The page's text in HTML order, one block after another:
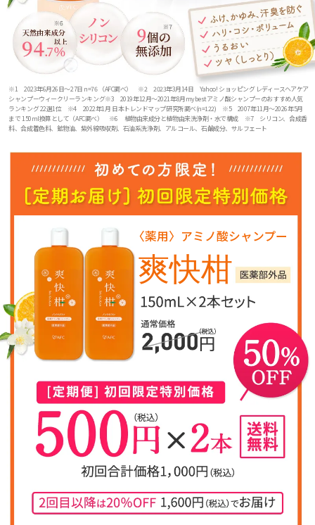
※1 2023年6月26日～27日 n=76 （AFC調べ） ※2 2023年3月14日 Yahoo! ショッピング レディースヘアケア
シャンプーウィークリーランキング※3 2019年12月～2021年8月mybestアミノ酸シャンプーのおすすめ人気
ランキング 22選1位 ※4 2022年1月 日本トレンドマップ研究所調べ(n=122) ※5 2007年11月～2026年5月
まで 150ml換算として（AFC調べ） ※6 植物由来成分と植物由来洗浄剤・水で構成 ※7 シリコン、合成香
料、合成着色料、鉱物油、紫外線吸収剤、石油系洗浄剤、アルコール、石鹸成分、サルフェート
〈薬用〉アミノ酸シャンプー
爽快柑